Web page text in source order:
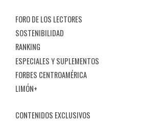
FORO DE LOS LECTORES
SOSTENIBILIDAD
RANKING
ESPECIALES Y SUPLEMENTOS
FORBES CENTROAMÉRICA
LIMÓN+
CONTENIDOS EXCLUSIVOS